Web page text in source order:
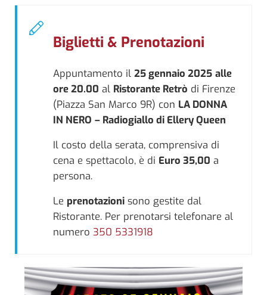
Biglietti & Prenotazioni
Appuntamento il 25 gennaio 2025 alle
ore 20.00 al Ristorante Retrò di Firenze
(Piazza San Marco 9R) con LA DONNA
IN NERO – Radiogiallo di Ellery Queen
Il costo della serata, comprensiva di
cena e spettacolo, è di Euro 35,00 a
persona.
Le prenotazioni sono gestite dal
Ristorante. Per prenotarsi telefonare al
numero 350 5331918